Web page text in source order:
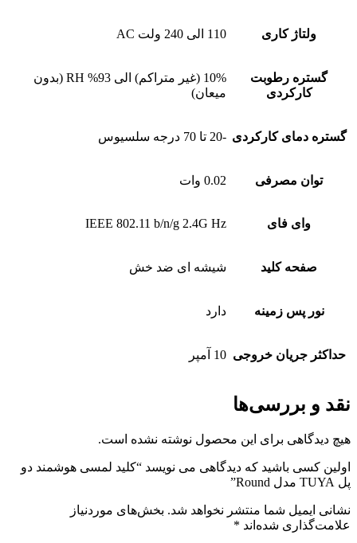
ولتاژ کاری 110 الی 240 ولت AC
گستره رطوبت
کارکردی
10% (غیر متراکم) الی 93% RH (بدون
میعان)
گستره دمای کارکردی -20 تا 70 درجه سلسیوس
توان مصرفی 0.02 وات
وای فای IEEE 802.11 b/n/g 2.4G Hz
صفحه کلید شیشه ای ضد خش
نور پس زمینه دارد
حداکثر جریان خروجی 10 آمپر
نقد و بررسی‌ها
هیچ دیدگاهی برای این محصول نوشته نشده است.
اولین کسی باشید که دیدگاهی می نویسد “کلید لمسی هوشمند دو
پل TUYA مدل Round”
نشانی ایمیل شما منتشر نخواهد شد. بخش‌های موردنیاز
علامت‌گذاری شده‌اند *